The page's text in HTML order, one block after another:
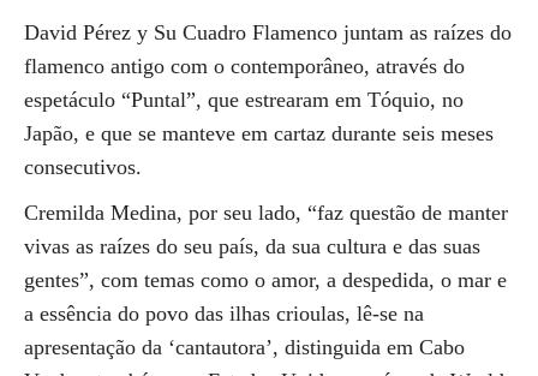
David Pérez y Su Cuadro Flamenco juntam as raízes do
flamenco antigo com o contemporâneo, através do
espetáculo “Puntal”, que estrearam em Tóquio, no
Japão, e que se manteve em cartaz durante seis meses
consecutivos.
Cremilda Medina, por seu lado, “faz questão de manter
vivas as raízes do seu país, da sua cultura e das suas
gentes”, com temas como o amor, a despedida, o mar e
a essência do povo das ilhas crioulas, lê-se na
apresentação da ‘cantautora’, distinguida em Cabo